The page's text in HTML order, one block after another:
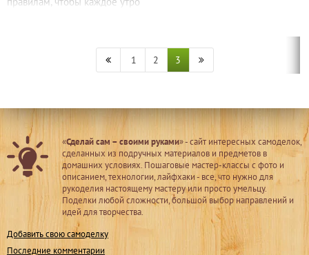
1 2 3
«Сделай сам – своими руками» - сайт интересных самоделок,
сделанных из подручных материалов и предметов в
домашних условиях. Пошаговые мастер-классы с фото и
описанием, технологии, лайфхаки - все, что нужно для
рукоделия настоящему мастеру или просто умельцу.
Поделки любой сложности, большой выбор направлений и
идей для творчества.
Добавить свою самоделку
Последние комментарии